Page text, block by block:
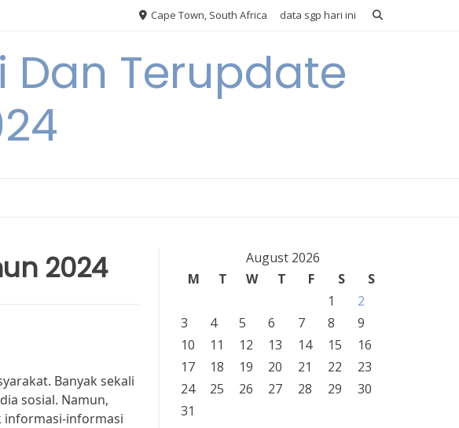
Cape Town, South Africa data sgp hari ini
Dan Terupdate
2024
Banyak sekali
sosial. Namun,
informasi-informasi
August 2026
M
T W T F S
S
1
2
3
4 5 6 7 8
9
10
11 12 13 14 15
16
17
18 19 20 21 22
23
24
25 26 27 28 29
30
31